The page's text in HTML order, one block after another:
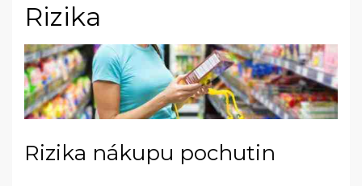
Rizika
Rizika nákupu pochutin